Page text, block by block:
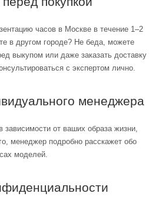
часов в Москве в течение 1–2
в другом городе? Не беда, можете
выкупом или даже заказать доставку
с экспертом лично.
менеджера
зависимости от ваших образа жизни,
менеджер подробно расскажет обо
моделей.